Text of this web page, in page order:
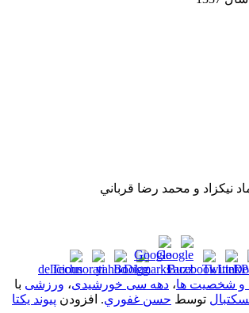
نيکزاد و محمد رضا قرباني
و شخصیت ها، دهه سی خورشیدی، ورزشی با
توسط حسن غفوري. افزودن پیوند یکتا